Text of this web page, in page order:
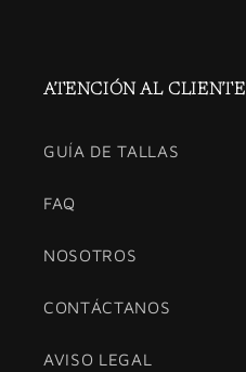
ATENCIÓN AL CLIENTE
GUÍA DE TALLAS
FAQ
NOSOTROS
CONTÁCTANOS
AVISO LEGAL